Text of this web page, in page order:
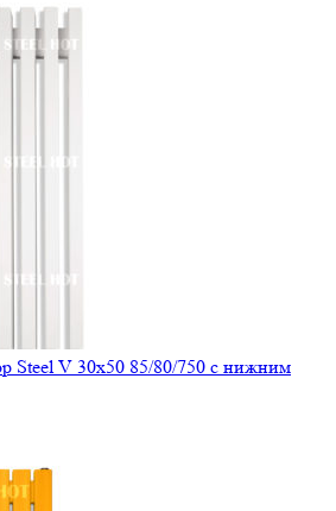
Steel V 30х50 85/80/750 с нижним